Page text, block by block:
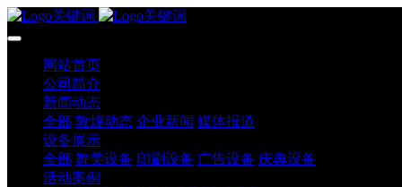
网站首页
公司简介
新闻动态
全部 敦煌动态 企业新闻 媒体报道
设备展示
全部 舞美设备 印刷设备 广告设备 庆典设备
活动案例